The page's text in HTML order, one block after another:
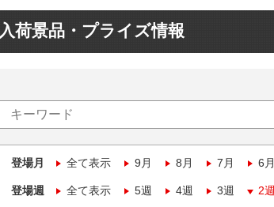
入荷景品・プライズ情報
登場月 全て表示 9月 8月 7月 6月
登場週 全て表示 5週 4週 3週 2週